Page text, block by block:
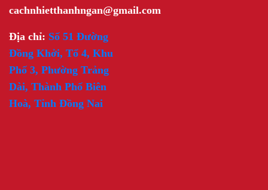
cachnhietthanhngan@gmail.com
Địa chỉ: Số 51 Đường
Đồng Khởi, Tổ 4, Khu
Phố 3, Phường Trảng
Dài, Thành Phố Biên
Hoà, Tỉnh Đồng Nai